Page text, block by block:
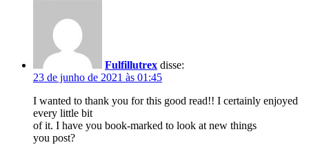
Fulfillutrex disse:
23 de junho de 2021 às 01:45
I wanted to thank you for this good read!! I certainly enjoyed
every little bit
of it. I have you book-marked to look at new things
you post?